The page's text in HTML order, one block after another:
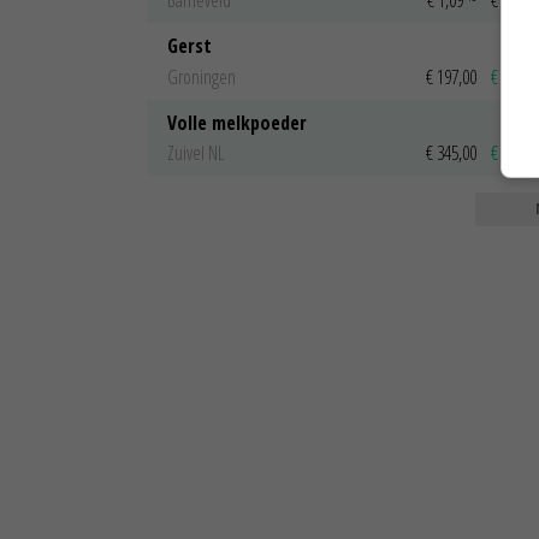
Gerst
Groningen
€ 197,00 € 2,00
Volle melkpoeder
Zuivel NL
€ 345,00 € 20,00